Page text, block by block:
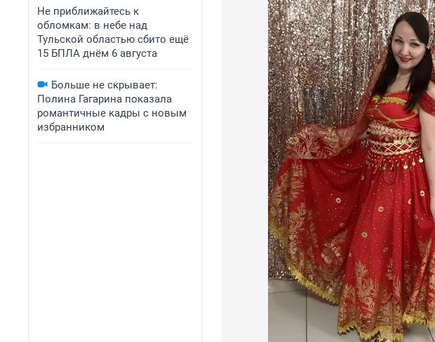
Не приближайтесь к
обломкам: в небе над
Тульской областью сбито ещё
15 БПЛА днём 6 августа
Больше не скрывает:
Полина Гагарина показала
романтичные кадры с новым
избранником